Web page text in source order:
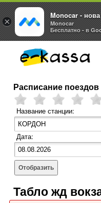
Расписание
Название станции:
Дата:
Отобразить
Табло жд
×
Monocar -
Monocar
Бесплатно - в